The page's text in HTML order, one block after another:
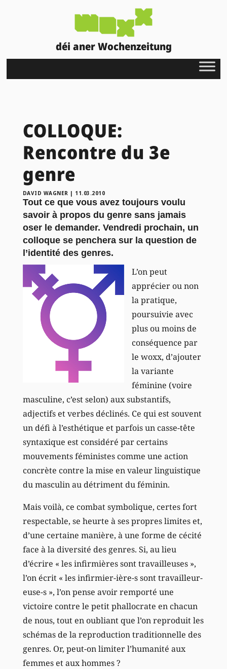
déi aner Wochenzeitung
COLLOQUE:
Rencontre du 3e
genre
DAVID WAGNER | 11.03.2010
Tout ce que vous avez toujours voulu
savoir à propos du genre sans jamais
oser le demander. Vendredi prochain, un
colloque se penchera sur la question de
l’identité des genres.
L’on peut
apprécier ou non
la pratique,
poursuivie avec
plus ou moins de
conséquence par
le woxx, d’ajouter
la variante
féminine (voire
masculine, c’est selon) aux substantifs,
adjectifs et verbes déclinés. Ce qui est souvent
un défi à l’esthétique et parfois un casse-tête
syntaxique est considéré par certains
mouvements féministes comme une action
concrète contre la mise en valeur linguistique
du masculin au détriment du féminin.
Mais voilà, ce combat symbolique, certes fort
respectable, se heurte à ses propres limites et,
d’une certaine manière, à une forme de cécité
face à la diversité des genres. Si, au lieu
d’écrire « les infirmières sont travailleuses »,
l’on écrit « les infirmier-ière-s sont travailleur-
euse-s », l’on pense avoir remporté une
victoire contre le petit phallocrate en chacun
de nous, tout en oubliant que l’on reproduit les
schémas de la reproduction traditionnelle des
genres. Or, peut-on limiter l’humanité aux
femmes et aux hommes ?